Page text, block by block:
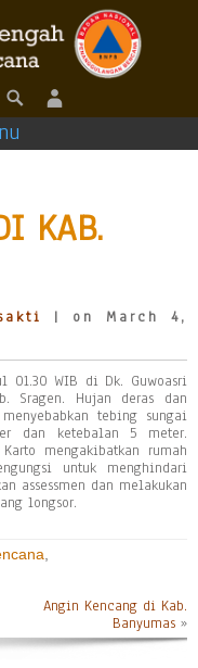
KAB.
| on March 4,
01.30 WIB di Dk. Guwoasri
Sragen. Hujan deras dan
tebing sungai
dan ketebalan 5 meter.
mengakibatkan rumah
untuk menghindari
assessmen dan melakukan
longsor.
Angin Kencang di Kab.
Banyumas »